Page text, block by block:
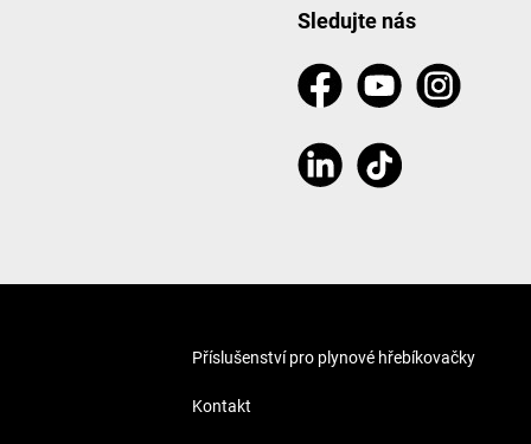
Sledujte nás
Příslušenství pro plynové hřebíkovačky
Kontakt